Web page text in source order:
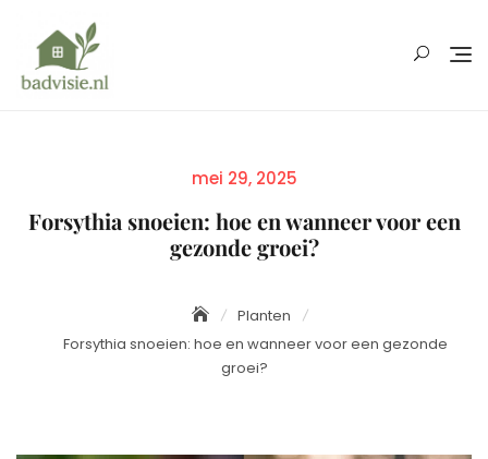
content
Posted
mei 29, 2025
Forsythia snoeien: hoe en wanneer voor een
gezonde groei?
Planten
Forsythia snoeien: hoe en wanneer voor een gezonde
groei?